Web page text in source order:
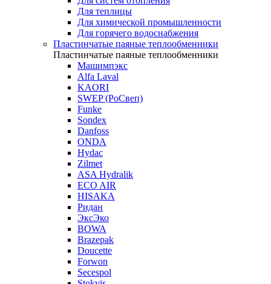
Для теплицы
Для химической промышленности
Для горячего водоснабжения
Пластинчатые паяные теплообменники
Пластинчатые паяные теплообменники
Машимпэкс
Alfa Laval
KAORI
SWEP (РоСвеп)
Funke
Sondex
Danfoss
ONDA
Hydac
Zilmet
ASA Hydralik
ECO AIR
HISAKA
Ридан
ЭксЭко
BOWA
Brazepak
Doucette
Forwon
Secespol